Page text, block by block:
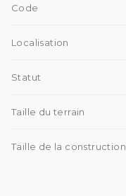
Code
Localisation
Statut
Taille du terrain
Taille de la construction